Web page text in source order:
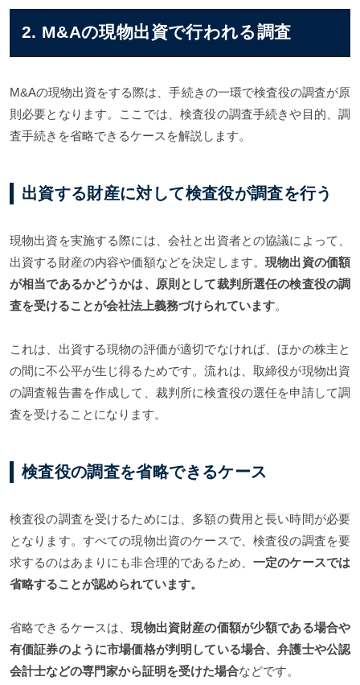
2. M&Aの現物出資で行われる調査
M&Aの現物出資をする際は、手続きの一環で検査役の調査が原
則必要となります。ここでは、検査役の調査手続きや目的、調
査手続きを省略できるケースを解説します。
出資する財産に対して検査役が調査を行う
現物出資を実施する際には、会社と出資者との協議によって、
出資する財産の内容や価額などを決定します。現物出資の価額
が相当であるかどうかは、原則として裁判所選任の検査役の調
査を受けることが会社法上義務づけられています。
これは、出資する現物の評価が適切でなければ、ほかの株主と
の間に不公平が生じ得るためです。流れは、取締役が現物出資
の調査報告書を作成して、裁判所に検査役の選任を申請して調
査を受けることになります。
検査役の調査を省略できるケース
検査役の調査を受けるためには、多額の費用と長い時間が必要
となります。すべての現物出資のケースで、検査役の調査を要
求するのはあまりにも非合理的であるため、 一定のケースでは
省略することが認められています。
省略できるケースは、現物出資財産の価額が少額である場合や
有価証券のように市場価格が判明している場合、弁護士や公認
会計士などの専門家から証明を受けた場合などです。